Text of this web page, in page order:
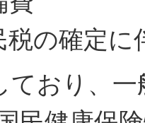
税の確定に
ており、